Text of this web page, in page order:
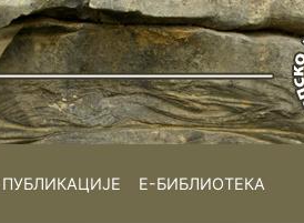
ПУБЛИКАЦИЈЕ Е-БИБЛИОТЕКА